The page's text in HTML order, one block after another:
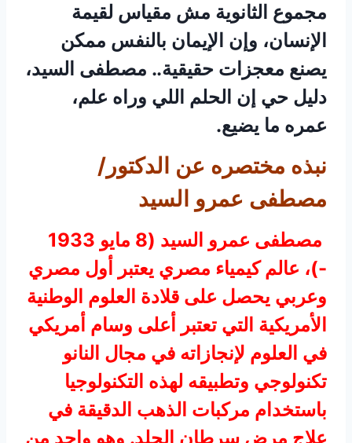
مجموع الثانوية مش مقياس لقيمة
الإنسان، وإن الإيمان بالنفس ممكن
يصنع معجزات حقيقية.. مصطفى السيد،
دليل حي إن الحلم اللي وراه علم،
عمره ما يضيع.
نبذه مختصره عن الدكتور/
مصطفى عمرو السيد
مصطفى عمرو السيد (8 مايو 1933
-)، عالم كيمياء مصري يعتبر أول مصري
وعربي يحصل على قلادة العلوم الوطنية
الأمريكية التي تعتبر أعلى وسام أمريكي
في العلوم لإنجازاته في مجال النانو
تكنولوجي وتطبيقه لهذه التكنولوجيا
باستخدام مركبات الذهب الدقيقة في
علاج مرض سرطان الجلد. وهو واحد من